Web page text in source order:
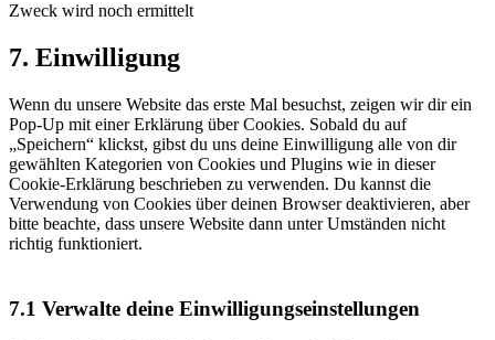
Zweck wird noch ermittelt
Consent
to
sonstiges
7. Einwilligung
Wenn du unsere Website das erste Mal besuchst, zeigen wir dir ein
Pop-Up mit einer Erklärung über Cookies. Sobald du auf
„Speichern“ klickst, gibst du uns deine Einwilligung alle von dir
gewählten Kategorien von Cookies und Plugins wie in dieser
Cookie-Erklärung beschrieben zu verwenden. Du kannst die
Verwendung von Cookies über deinen Browser deaktivieren, aber
bitte beachte, dass unsere Website dann unter Umständen nicht
richtig funktioniert.
7.1 Verwalte deine Einwilligungseinstellungen